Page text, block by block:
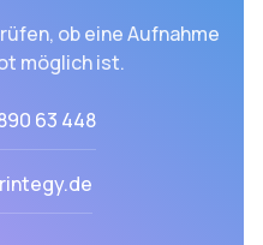
ob eine Aufnahme
möglich ist.
63 448